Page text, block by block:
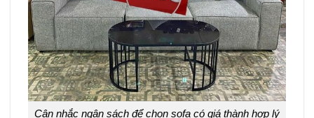
Cân nhắc ngân sách để chọn sofa có giá thành hợp lý